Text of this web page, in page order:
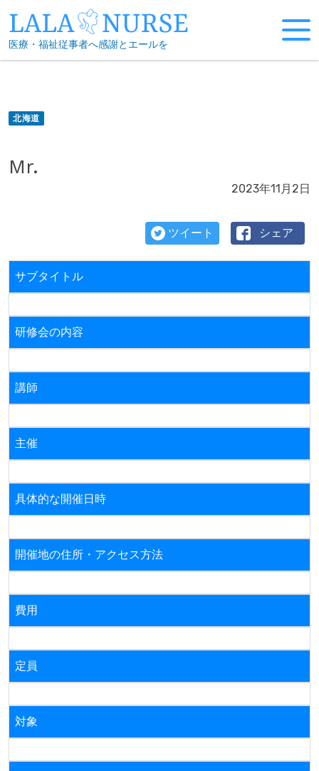
to
content
医療・福祉従事者へ感謝とエールを
北海道
Mr.
2023年11月2日
ツイート シェア
サブタイトル
研修会の内容
講師
主催
具体的な開催日時
開催地の住所・アクセス方法
費用
定員
対象